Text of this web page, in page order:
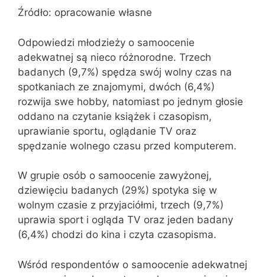
Źródło: opracowanie własne
Odpowiedzi młodzieży o samoocenie
adekwatnej są nieco różnorodne. Trzech
badanych (9,7%) spędza swój wolny czas na
spotkaniach ze znajomymi, dwóch (6,4%)
rozwija swe hobby, natomiast po jednym głosie
oddano na czytanie książek i czasopism,
uprawianie sportu, oglądanie TV oraz
spędzanie wolnego czasu przed komputerem.
W grupie osób o samoocenie zawyżonej,
dziewięciu badanych (29%) spotyka się w
wolnym czasie z przyjaciółmi, trzech (9,7%)
uprawia sport i ogląda TV oraz jeden badany
(6,4%) chodzi do kina i czyta czasopisma.
Wśród respondentów o samoocenie adekwatnej